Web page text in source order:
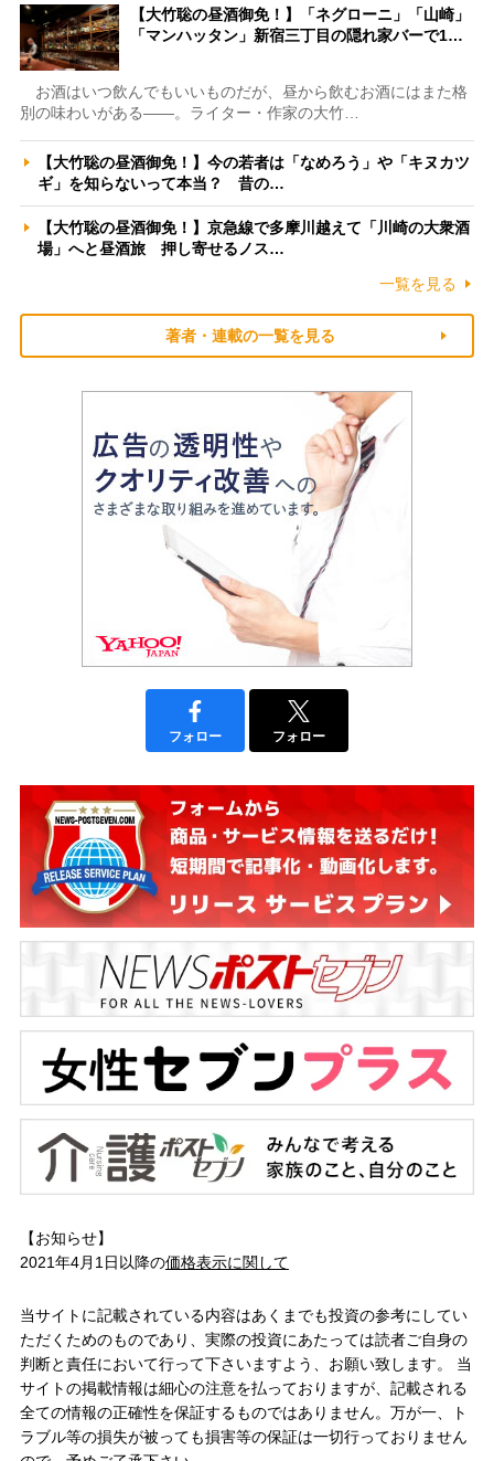
【大竹聡の昼酒御免！】「ネグローニ」「山崎」
「マンハッタン」新宿三丁目の隠れ家バーで1…
お酒はいつ飲んでもいいものだが、昼から飲むお酒にはまた格
別の味わいがある――。ライター・作家の大竹…
【大竹聡の昼酒御免！】今の若者は「なめろう」や「キヌカツ
ギ」を知らないって本当？ 昔の…
【大竹聡の昼酒御免！】京急線で多摩川越えて「川崎の大衆酒
場」へと昼酒旅 押し寄せるノス…
一覧を見る
著者・連載の一覧を見る
フォロー フォロー
【お知らせ】
2021年4月1日以降の価格表示に関して
当サイトに記載されている内容はあくまでも投資の参考にしてい
ただくためのものであり、実際の投資にあたっては読者ご自身の
判断と責任において行って下さいますよう、お願い致します。 当
サイトの掲載情報は細心の注意を払っておりますが、記載される
全ての情報の正確性を保証するものではありません。万が一、ト
ラブル等の損失が被っても損害等の保証は一切行っておりません